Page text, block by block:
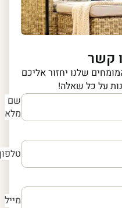
קשר
שלנו יחזור אליכם
על כל שאלה!
שם
מלא
טלפון
מייל